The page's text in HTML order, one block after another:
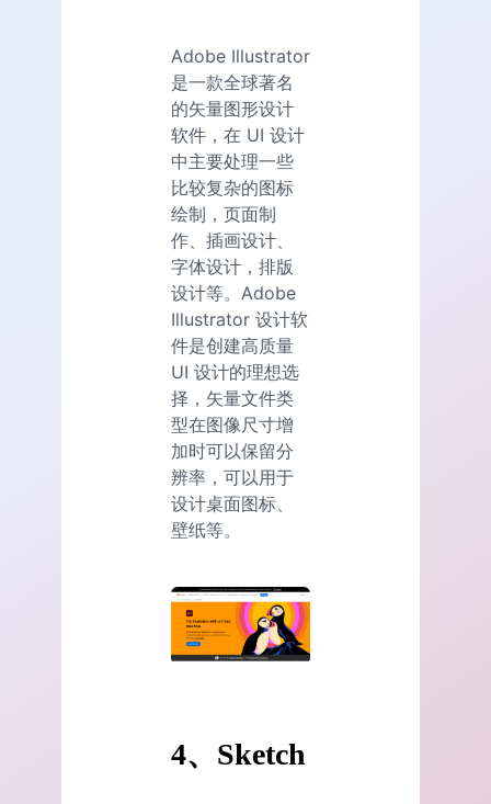
Adobe Illustrator
是一款全球著名
的矢量图形设计
软件，在 UI 设计
中主要处理一些
比较复杂的图标
绘制，页面制
作、插画设计、
字体设计，排版
设计等。Adobe
Illustrator 设计软
件是创建高质量
UI 设计的理想选
择，矢量文件类
型在图像尺寸增
加时可以保留分
辨率，可以用于
设计桌面图标、
壁纸等。
4、Sketch